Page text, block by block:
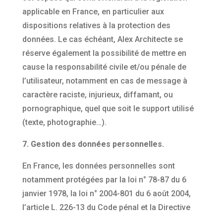
applicable en France, en particulier aux
dispositions relatives à la protection des
données. Le cas échéant, Alex Architecte se
réserve également la possibilité de mettre en
cause la responsabilité civile et/ou pénale de
l’utilisateur, notamment en cas de message à
caractère raciste, injurieux, diffamant, ou
pornographique, quel que soit le support utilisé
(texte, photographie…).
7. Gestion des données personnelles.
En France, les données personnelles sont
notamment protégées par la loi n° 78-87 du 6
janvier 1978, la loi n° 2004-801 du 6 août 2004,
l’article L. 226-13 du Code pénal et la Directive